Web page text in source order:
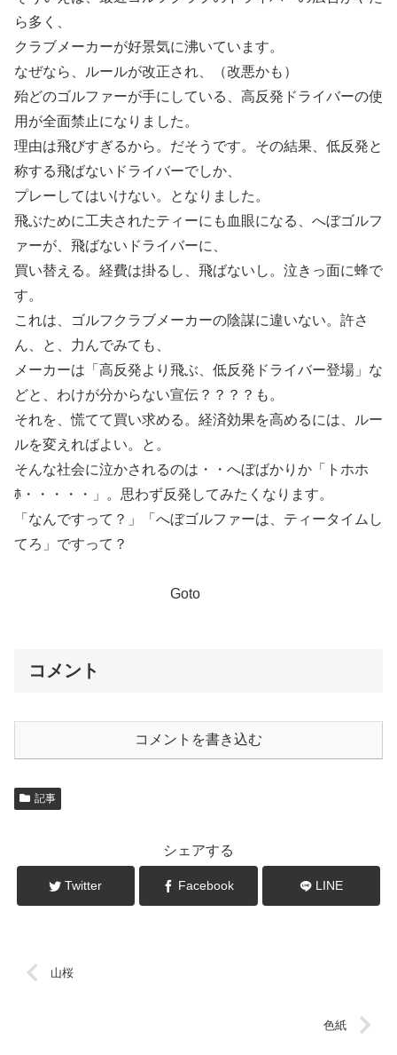
ら多く、
クラブメーカーが好景気に沸いています。
なぜなら、ルールが改正され、（改悪かも）
殆どのゴルファーが手にしている、高反発ドライバーの使
用が全面禁止になりました。
理由は飛びすぎるから。だそうです。その結果、低反発と
称する飛ばないドライバーでしか、
プレーしてはいけない。となりました。
飛ぶために工夫されたティーにも血眼になる、へぼゴルフ
ァーが、飛ばないドライバーに、
買い替える。経費は掛るし、飛ばないし。泣きっ面に蜂で
す。
これは、ゴルフクラブメーカーの陰謀に違いない。許さ
ん、と、力んでみても、
メーカーは「高反発より飛ぶ、低反発ドライバー登場」な
どと、わけが分からない宣伝？？？？も。
それを、慌てて買い求める。経済効果を高めるには、ルー
ルを変えればよい。と。
そんな社会に泣かされるのは・・へぼばかりか「トホホ
ﾎ・・・・・」。思わず反発してみたくなります。
「なんですって？」「へぼゴルファーは、ティータイムし
てろ」ですって？
Goto
コメント
コメントを書き込む
記事
シェアする
Twitter Facebook LINE
山桜
色紙